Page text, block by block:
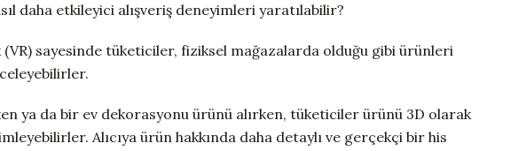
daha etkileyici alışveriş deneyimleri yaratılabilir?
sayesinde tüketiciler, fiziksel mağazalarda olduğu gibi ürünleri
ya da bir ev dekorasyonu ürünü alırken, tüketiciler ürünü 3D olarak
Alıcıya ürün hakkında daha detaylı ve gerçekçi bir his